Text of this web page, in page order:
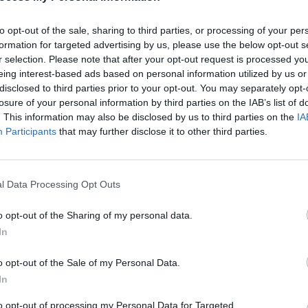
opt-out of the sale, sharing to third parties, or processing of your
for targeted advertising by us, please use the below opt-out
selection. Please note that after your opt-out request is processed
interest-based ads based on personal information utilized by us
to third parties prior to your opt-out. You may separately
of your personal information by third parties on the IAB’s list of
This information may also be disclosed by us to third parties on the
Participants that may further disclose it to other third parties.
Data Processing Opt Outs
opt-out of the Sharing of my personal data.
opt-out of the Sale of my Personal Data.
opt-out of processing my Personal Data for Targeted
affaiblissant les muqueuses respiratoires et aggravant
augmente, même si le corps n’est pas plus allergique
l’âge complique le diagnostic
peut en réalité être une rhinite non allergique. Selon
d’adultes qui pensent développer une nouvelle
fait une rhinite non allergique. Celle-ci présente des
et l’écoulement nasal, mais avec moins de
avec l’âge, et il est possible qu’elle coexiste
symptômes au quotidien
il existe plusieurs gestes simples pour atténuer les
mais souhaitez les prévenir, commencez à